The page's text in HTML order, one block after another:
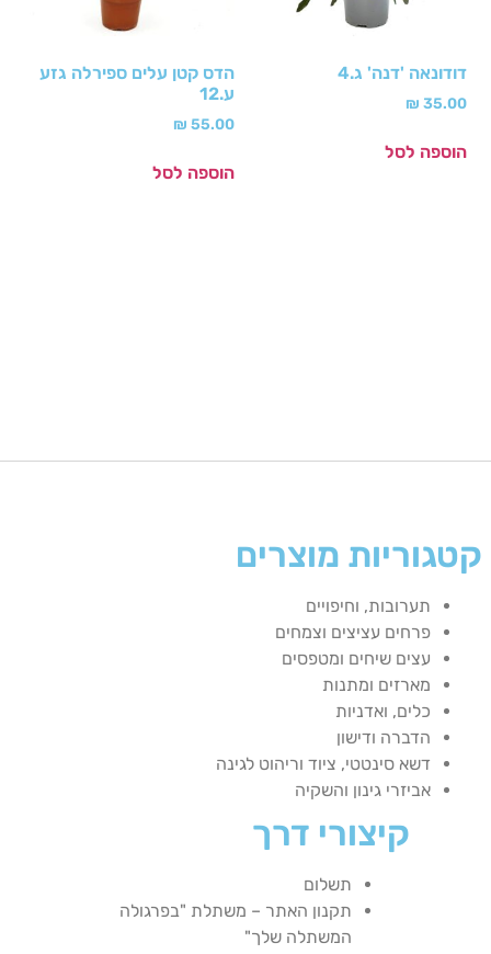
דודונאה 'דנה' ג.4
₪ 35.00
הוספה לסל
הדס קטן עלים ספירלה גזע
ע.12
₪ 55.00
הוספה לסל
קטגוריות מוצרים
תערובות, וחיפויים
פרחים עציצים וצמחים
עצים שיחים ומטפסים
מארזים ומתנות
כלים, ואדניות
הדברה ודישון
דשא סינטטי, ציוד וריהוט לגינה
אביזרי גינון והשקיה
קיצורי דרך
תשלום
תקנון האתר – משתלת "בפרגולה
המשתלה שלך"